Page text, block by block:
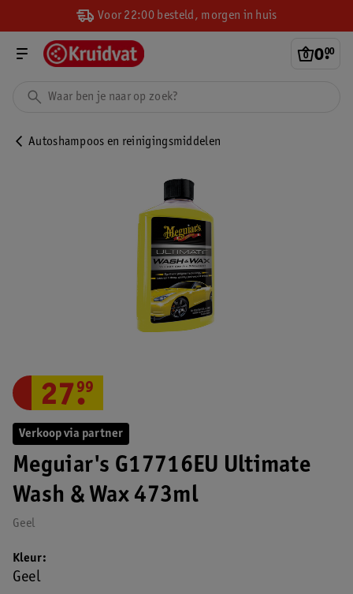
Voor 22:00 besteld, morgen in huis
0.
00
Autoshampoos en reinigingsmiddelen
Verkoop via partner
Meguiar's G17716EU Ultimate
Wash & Wax 473ml
Geel
27.
99
Kleur
Geel